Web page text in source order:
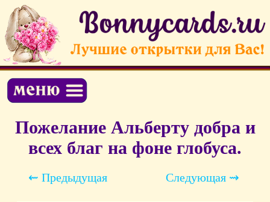
Пожелание Альберту добра и
всех благ на фоне глобуса.
⇜ Предыдущая Следующая ⇝